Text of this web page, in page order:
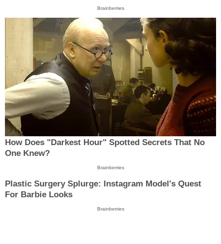
Brainberries
How Does "Darkest Hour" Spotted Secrets That No
One Knew?
Brainberries
Plastic Surgery Splurge: Instagram Model's Quest
For Barbie Looks
Brainberries